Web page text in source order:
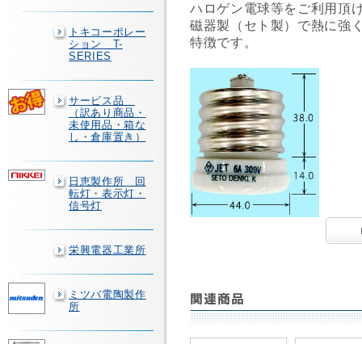
トキコーポレー
ション T-
SERIES
サービス品
（訳あり商品・
未使用品・箱な
し・倉庫置き）
日恵製作所 回
転灯・表示灯・
信号灯
栄興電器工業所
ミツバ電陶製作
所
ハロゲン電球等をご利用頂
磁器製（セト製）で熱に強
特徴です。